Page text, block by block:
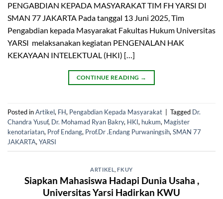
PENGABDIAN KEPADA MASYARAKAT TIM FH YARSI DI
SMAN 77 JAKARTA Pada tanggal 13 Juni 2025, Tim
Pengabdian kepada Masyarakat Fakultas Hukum Universitas
YARSI melaksanakan kegiatan PENGENALAN HAK
KEKAYAAN INTELEKTUAL (HKI) […]
CONTINUE READING →
Posted inArtikel, FH, Pengabdian Kepada Masyarakat Tagged Dr.
Chandra Yusuf, Dr. Mohamad Ryan Bakry, HKI, hukum, Magister
kenotariatan, Prof Endang, Prof.Dr .Endang Purwaningsih, SMAN 77
JAKARTA, YARSI
ARTIKEL ,FKUY
Siapkan Mahasiswa Hadapi Dunia Usaha ,
Universitas Yarsi Hadirkan KWU